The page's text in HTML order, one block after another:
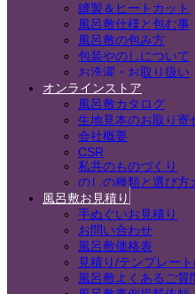
縫製＆ヒートカット
風呂敷仕様と包む事
風呂敷の包み方
包装やのしについて
お洗濯・お取り扱い
オンラインストア
風呂敷カタログ
生地見本のお取り寄
会社概要
CSR
私共のものづくり
のしの種類と選び方
風呂敷お見積り
手ぬぐいお見積り
お問い合わせ
風呂敷価格表
見積り/テンプレー
風呂敷よくあるご質